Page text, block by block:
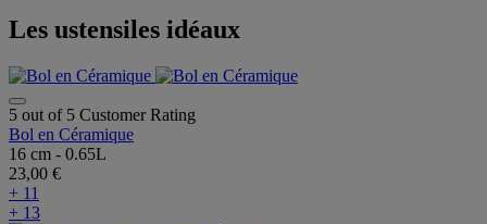
Les ustensiles idéaux
5 out of 5 Customer Rating
Bol en Céramique
16 cm - 0.65L
23,00 €
+ 11
+ 13